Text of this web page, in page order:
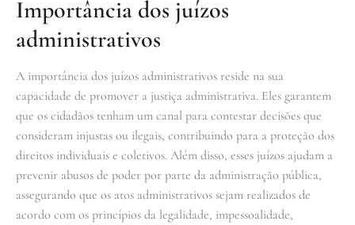
Importância dos juízos
administrativos
A importância dos juízos administrativos reside na sua
capacidade de promover a justiça administrativa. Eles garantem
que os cidadãos tenham um canal para contestar decisões que
consideram injustas ou ilegais, contribuindo para a proteção dos
direitos individuais e coletivos. Além disso, esses juízos ajudam a
prevenir abusos de poder por parte da administração pública,
assegurando que os atos administrativos sejam realizados de
acordo com os princípios da legalidade, impessoalidade,